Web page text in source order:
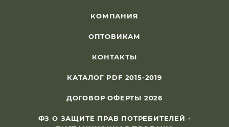
КОМПАНИЯ
ОПТОВИКАМ
КОНТАКТЫ
КАТАЛОГ PDF 2015-2019
ДОГОВОР ОФЕРТЫ 2026
ФЗ О ЗАЩИТЕ ПРАВ ПОТРЕБИТЕЛЕЙ -